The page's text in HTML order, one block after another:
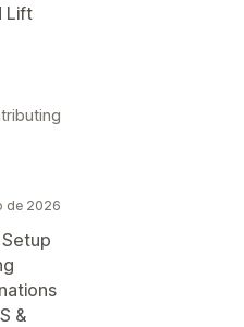
Lift
de 2026
&